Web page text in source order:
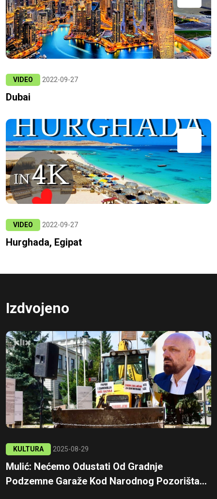
VIDEO 2022-09-27
Dubai
VIDEO 2022-09-27
Hurghada, Egipat
Izdvojeno
KULTURA 2025-08-29
Mulić: Nećemo Odustati Od Gradnje
Podzemne Garaže Kod Narodnog Pozorišta...